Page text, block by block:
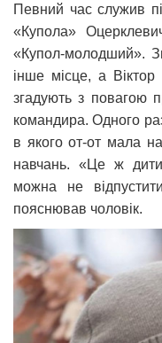
Певний час служив
«Купола»
«Купол-молодший».
інше місце, а
згадують з повагою
командира. Одного
в якого от-от мала
навчань. «Це ж
можна не
пояснював чоловік.